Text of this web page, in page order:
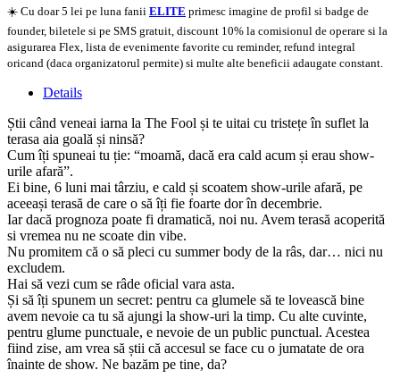
☀️ Cu doar 5 lei pe luna fanii ELITE primesc imagine de profil si badge de
founder, biletele si pe SMS gratuit, discount 10% la comisionul de operare si la
asigurarea Flex, lista de evenimente favorite cu reminder, refund integral
oricand (daca organizatorul permite) si multe alte beneficii adaugate constant.
Details
Știi când veneai iarna la The Fool și te uitai cu tristețe în suflet la
terasa aia goală și ninsă?
Cum îți spuneai tu ție: “moamă, dacă era cald acum și erau show-
urile afară”.
Ei bine, 6 luni mai târziu, e cald și scoatem show-urile afară, pe
aceeași terasă de care o să îți fie foarte dor în decembrie.
Iar dacă prognoza poate fi dramatică, noi nu. Avem terasă acoperită
si vremea nu ne scoate din vibe.
Nu promitem că o să pleci cu summer body de la râs, dar… nici nu
excludem.
Hai să vezi cum se râde oficial vara asta.
Și să îți spunem un secret: pentru ca glumele să te lovească bine
avem nevoie ca tu să ajungi la show-uri la timp. Cu alte cuvinte,
pentru glume punctuale, e nevoie de un public punctual. Acestea
fiind zise, am vrea să știi că accesul se face cu o jumatate de ora
înainte de show. Ne bazăm pe tine, da?